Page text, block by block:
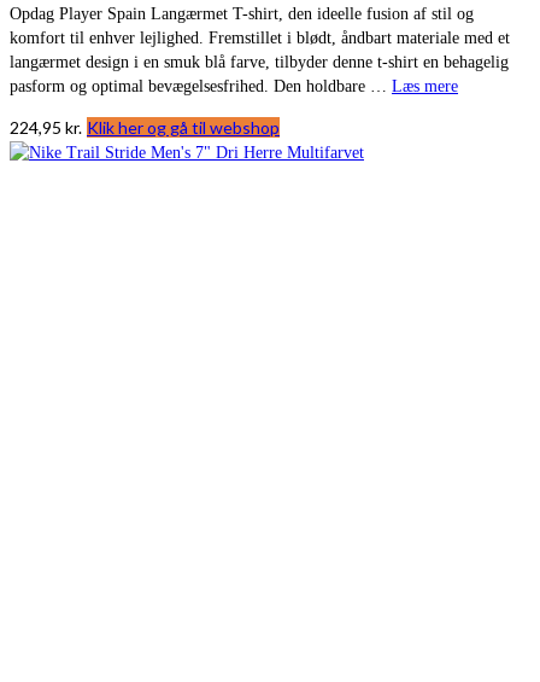
Opdag Player Spain Langærmet T-shirt, den ideelle fusion af stil og
komfort til enhver lejlighed. Fremstillet i blødt, åndbart materiale med et
langærmet design i en smuk blå farve, tilbyder denne t-shirt en behagelig
pasform og optimal bevægelsesfrihed. Den holdbare … Læs mere
224,95 kr. Klik her og gå til webshop